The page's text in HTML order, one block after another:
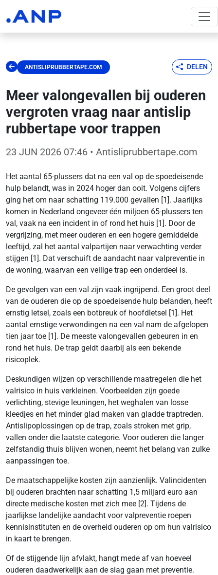
ANTISLIPRUBBERTAPE.COM DELEN
Meer valongevallen bij ouderen
vergroten vraag naar antislip
rubbertape voor trappen
23 JUN 2026 07:46 • Antisliprubbertape.com
Het aantal 65-plussers dat na een val op de spoedeisende
hulp belandt, was in 2024 hoger dan ooit. Volgens cijfers
ging het om naar schatting 119.000 gevallen [1]. Jaarlijks
komen in Nederland ongeveer één miljoen 65-plussers ten
val, vaak na een incident in of rond het huis [1]. Door de
vergrijzing, met meer ouderen en een hogere gemiddelde
leeftijd, zal het aantal valpartijen naar verwachting verder
stijgen [1]. Dat verschuift de aandacht naar valpreventie in
de woning, waarvan een veilige trap een onderdeel is.
De gevolgen van een val zijn vaak ingrijpend. Een groot deel
van de ouderen die op de spoedeisende hulp belanden, heeft
ernstig letsel, zoals een botbreuk of hoofdletsel [1]. Het
aantal ernstige verwondingen na een val nam de afgelopen
tien jaar toe [1]. De meeste valongevallen gebeuren in en
rond het huis. De trap geldt daarbij als een bekende
risicoplek.
Deskundigen wijzen op verschillende maatregelen die het
valrisico in huis verkleinen. Voorbeelden zijn goede
verlichting, stevige leuningen, het weghalen van losse
kleedjes en het minder glad maken van gladde traptreden.
Antislipoplossingen op de trap, zoals stroken met grip,
vallen onder die laatste categorie. Voor ouderen die langer
zelfstandig thuis blijven wonen, neemt het belang van zulke
aanpassingen toe.
De maatschappelijke kosten zijn aanzienlijk. Valincidenten
bij ouderen brachten naar schatting 1,5 miljard euro aan
directe medische kosten met zich mee [2]. Tijdens de
jaarlijkse landelijke aandacht voor valpreventie roepen
kennisinstituten en de overheid ouderen op om hun valrisico
in kaart te brengen.
Of de stijgende lijn afvlakt, hangt mede af van hoeveel
ouderen daadwerkelijk aan de slag gaan met preventie.